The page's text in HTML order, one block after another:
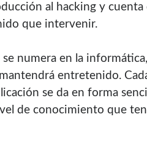
al hacking y cuenta
que intervenir.
numera en la
entretenido.
se da en forma
de conocimiento que